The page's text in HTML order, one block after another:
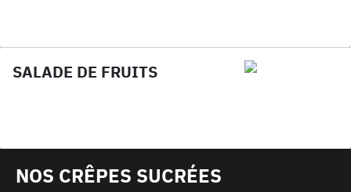
SALADE DE FRUITS
NOS CRÊPES SUCRÉES